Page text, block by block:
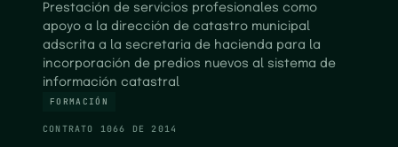
Prestación de servicios profesionales como
apoyo a la dirección de catastro municipal
adscrita a la secretaria de hacienda para la
incorporación de predios nuevos al sistema de
información catastral
FORMACIÓN
CONTRATO 1066 DE 2014